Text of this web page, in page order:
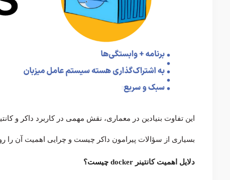
این تفاوت بنیادین در معماری، نقش مهمی در کاربرد داکر و
بسیاری از سؤالات پیرامون داکر چیست و چرایی اهمیت آن
دلایل اهمیت کانتینر docker چیست؟